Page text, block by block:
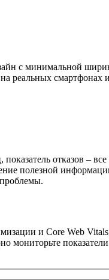
с минимальной
реальных смартфонах
отказов – все
полезной
и Core Web
мониторьте